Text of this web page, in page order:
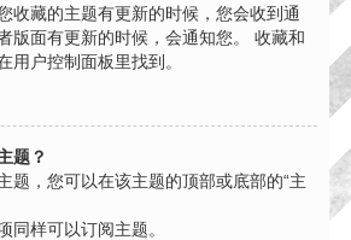
收藏的主题有更新的时候，您会收到通
版面有更新的时候，会通知您。 收藏和
用户控制面板里找到。
题？
题，您可以在该主题的顶部或底部的“主
同样可以订阅主题。